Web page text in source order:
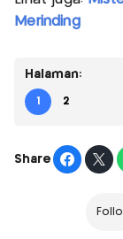
Merinding
Halaman:
1 2
Share